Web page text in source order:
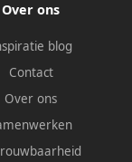
Over ons
blog
Contact
Over ons